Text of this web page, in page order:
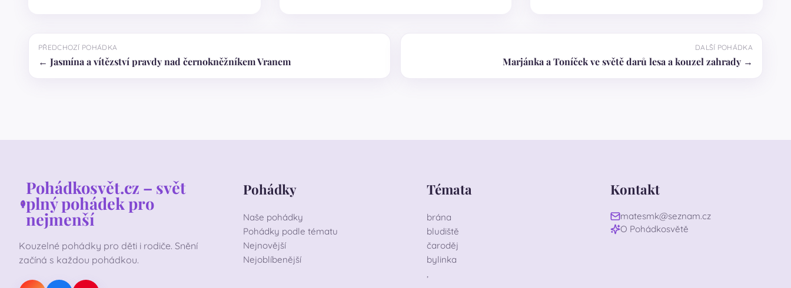
PŘEDCHOZÍ POHÁDKA
← Jasmína a vítězství pravdy nad černokněžníkem Vranem
DALŠÍ POHÁDKA
Marjánka a Toníček ve světě darů lesa a kouzel zahrady →
Pohádkosvět.cz – svět
plný pohádek pro
nejmenší
Kouzelné pohádky pro děti i rodiče. Snění
začíná s každou pohádkou.
Pohádky
Naše pohádky
Pohádky podle tématu
Nejnovější
Nejoblíbenější
Témata
brána
bludiště
čaroděj
bylinka
,
Kontakt
matesmk@seznam.cz
O Pohádkosvětě